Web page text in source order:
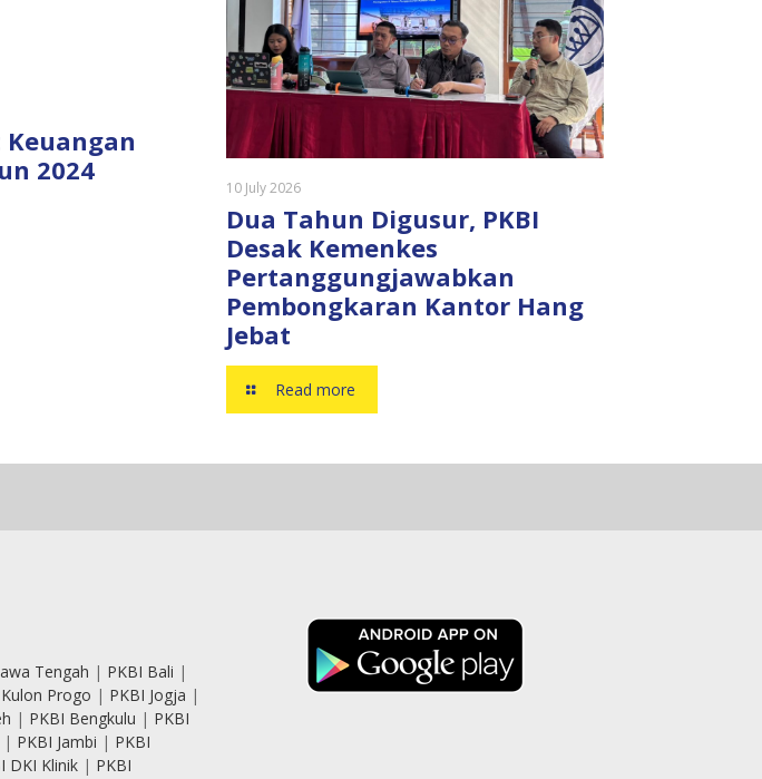
2024
10 July 2026
Dua Tahun Digusur, PKBI
Desak Kemenkes
Pertanggungjawabkan
Pembongkaran Kantor Hang
Jebat
Read more
Tengah | PKBI Bali |
Progo | PKBI Jogja |
| PKBI Bengkulu | PKBI
| PKBI Jambi | PKBI
DKI Klinik | PKBI